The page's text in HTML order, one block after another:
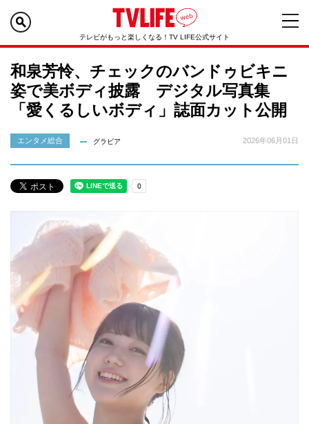
テレビがもっと楽しくなる！TV LIFE公式サイト
和泉芳怜、チェックのバンドゥビキニ
姿で美ボディ披露 デジタル写真集
「愛くるしいボディ」誌面カット公開
エンタメ総合 グラビア 2026年06月01日